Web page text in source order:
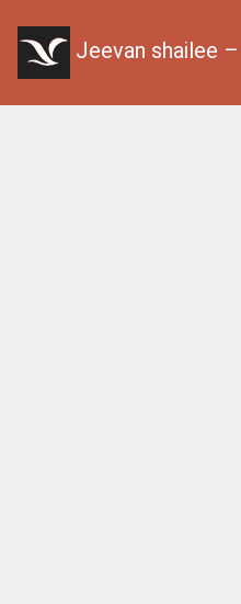
Jeevan shailee